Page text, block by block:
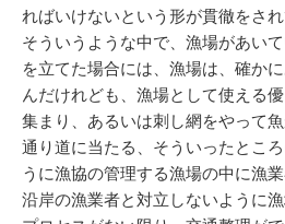
ればいけないという形が貫徹をされ
そういうような中で、漁場があい
を立てた場合には、漁場は、確か
んだけれども、漁場として使える
集まり、あるいは刺し網をやって
通り道に当たる、そういったとこ
うに漁協の管理する漁場の中に漁
沿岸の漁業者と対立しないように